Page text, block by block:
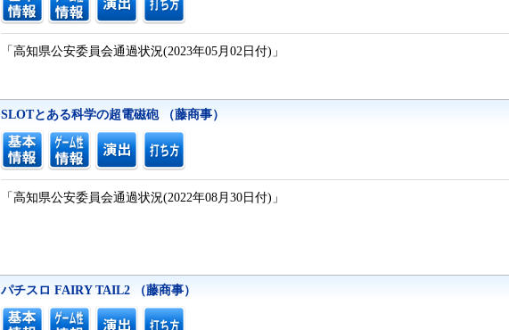
「高知県公安委員会通過状況(2023年05月02日付)」
SLOTとある科学の超電磁砲 （藤商事）
「高知県公安委員会通過状況(2022年08月30日付)」
パチスロ FAIRY TAIL2 （藤商事）